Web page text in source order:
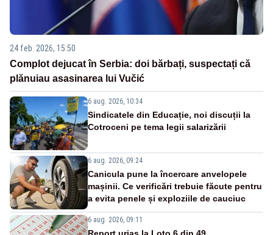
24 feb. 2026, 15:50
Complot dejucat în Serbia: doi bărbați, suspectați că
plănuiau asasinarea lui Vučić
6 aug. 2026, 10:34
Sindicatele din Educație, noi discuții la
Cotroceni pe tema legii salarizării
6 aug. 2026, 09:24
Canicula pune la încercare anvelopele
mașinii. Ce verificări trebuie făcute pentru
a evita penele și exploziile de cauciuc
6 aug. 2026, 09:11
Report uriaș la Loto 6 din 49